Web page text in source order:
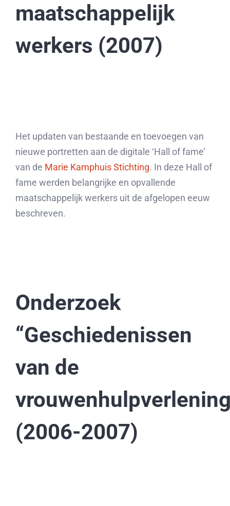
maatschappelijk
werkers (2007)
Het updaten van bestaande en toevoegen van
nieuwe portretten aan de digitale ‘Hall of fame’
van de Marie Kamphuis Stichting. In deze Hall of
fame werden belangrijke en opvallende
maatschappelijk werkers uit de afgelopen eeuw
beschreven.
Onderzoek
“Geschiedenissen
van de
(2006-2007)